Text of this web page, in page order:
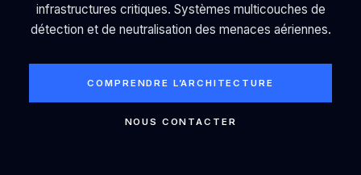
infrastructures critiques. Systèmes multicouches de
détection et de neutralisation des menaces aériennes.
COMPRENDRE L’ARCHITECTURE
NOUS CONTACTER